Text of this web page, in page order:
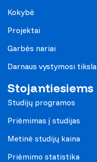
Kokybė
Projektai
Garbės nariai
Darnaus vystymosi
Stojantiesiems
Studijų programos
Priėmimas į studijas
Metinė studijų kaina
Priėmimo statistika